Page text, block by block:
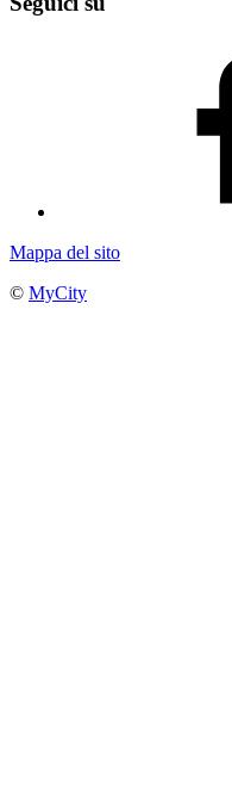
Mappa del sito
© MyCity